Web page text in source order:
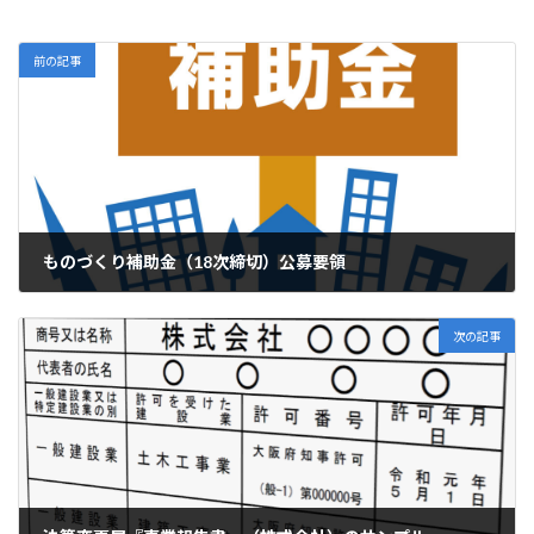
前の記事
ものづくり補助金（18次締切）公募要領
次の記事